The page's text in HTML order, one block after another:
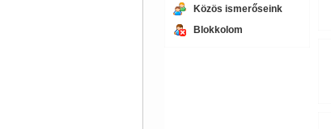
Közös ismerőseink
Blokkolom